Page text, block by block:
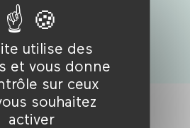
utilise des
et vous donne
sur ceux
souhaitez
activer
2026 à 16h30